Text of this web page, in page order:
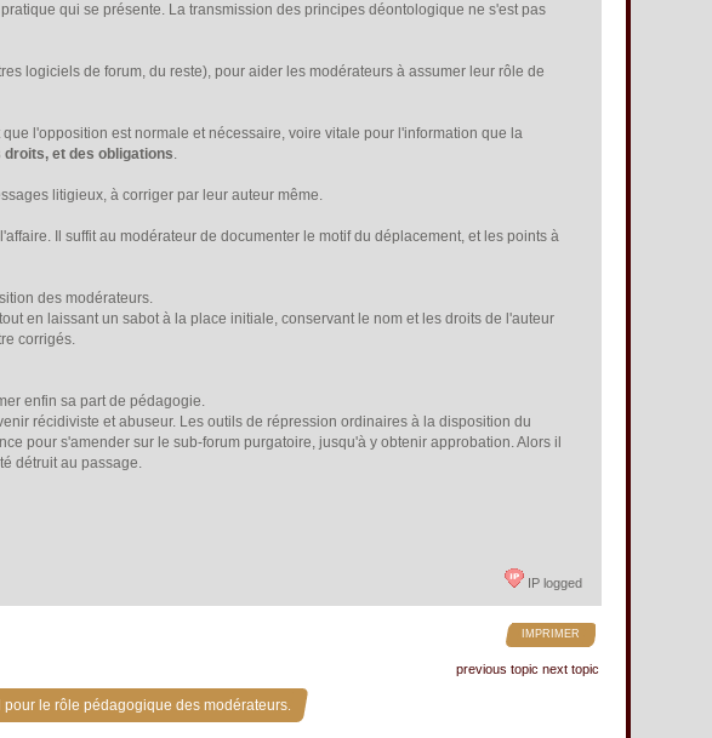
qui se présente. La transmission des principes déontologique ne s'est pas
logiciels de forum, du reste), pour aider les modérateurs à assumer leur rôle de
que l'opposition est normale et nécessaire, voire vitale pour l'information que la
droits, et des obligations.
litigieux, à corriger par leur auteur même.
Il suffit au modérateur de documenter le motif du déplacement, et les points à
des modérateurs.
en laissant un sabot à la place initiale, conservant le nom et les droits de l'auteur
corrigés.
enfin sa part de pédagogie.
récidiviste et abuseur. Les outils de répression ordinaires à la disposition du
pour s'amender sur le sub-forum purgatoire, jusqu'à y obtenir approbation. Alors il
détruit au passage.
IP logged
IMPRIMER
previous topic next topic
pour le rôle pédagogique des modérateurs.